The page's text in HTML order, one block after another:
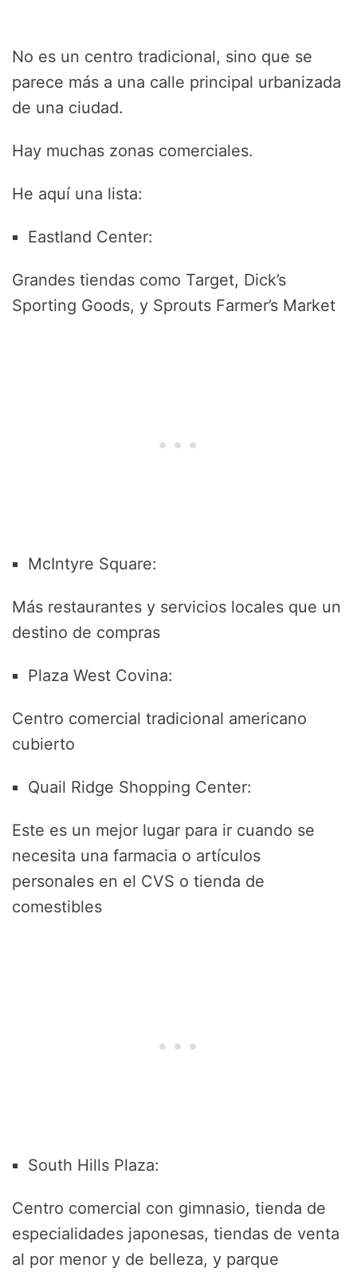
No es un centro tradicional, sino que se
parece más a una calle principal urbanizada
de una ciudad.
Hay muchas zonas comerciales.
He aquí una lista:
Eastland Center:
Grandes tiendas como Target, Dick’s
Sporting Goods, y Sprouts Farmer’s Market
McIntyre Square:
Más restaurantes y servicios locales que un
destino de compras
Plaza West Covina:
Centro comercial tradicional americano
cubierto
Quail Ridge Shopping Center:
Este es un mejor lugar para ir cuando se
necesita una farmacia o artículos
personales en el CVS o tienda de
comestibles
South Hills Plaza:
Centro comercial con gimnasio, tienda de
especialidades japonesas, tiendas de venta
al por menor y de belleza, y parque